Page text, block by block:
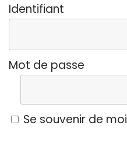
Identifiant
Mot de passe
Se souvenir de moi